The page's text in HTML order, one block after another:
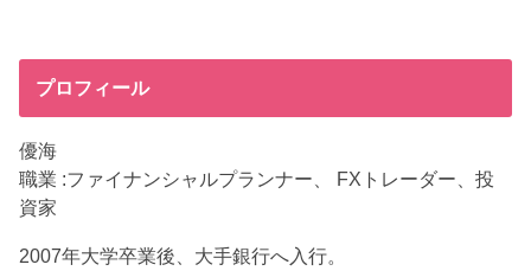
プロフィール
優海
職業 :ファイナンシャルプランナー、 FXトレーダー、投
資家
2007年大学卒業後、大手銀行へ入行。